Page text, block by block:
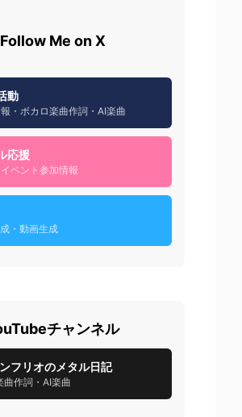
Follow Me on X
動
・ボカロ楽曲作詞・AI楽曲
応援
ベント参加情報
・動画生成
チャンネル
フリオのメタル日記
曲作詞・AI楽曲